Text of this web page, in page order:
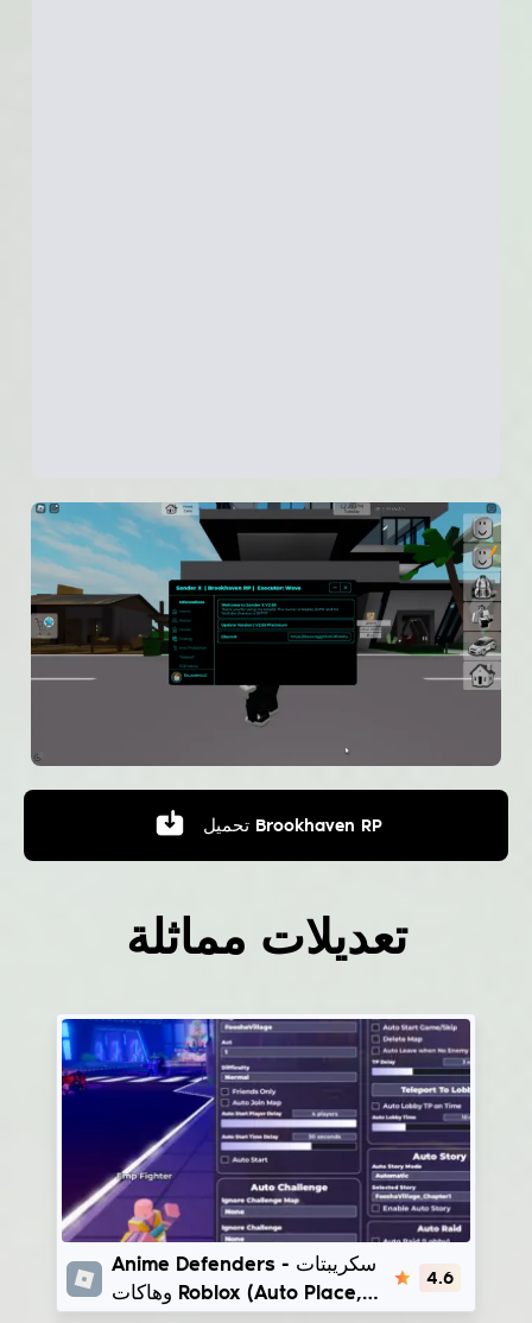
تحميل Brookhaven RP
تعديلات مماثلة
Anime Defenders
Anime Defenders - سكريبتات
وهاكات Roblox (Auto Place,
4.6